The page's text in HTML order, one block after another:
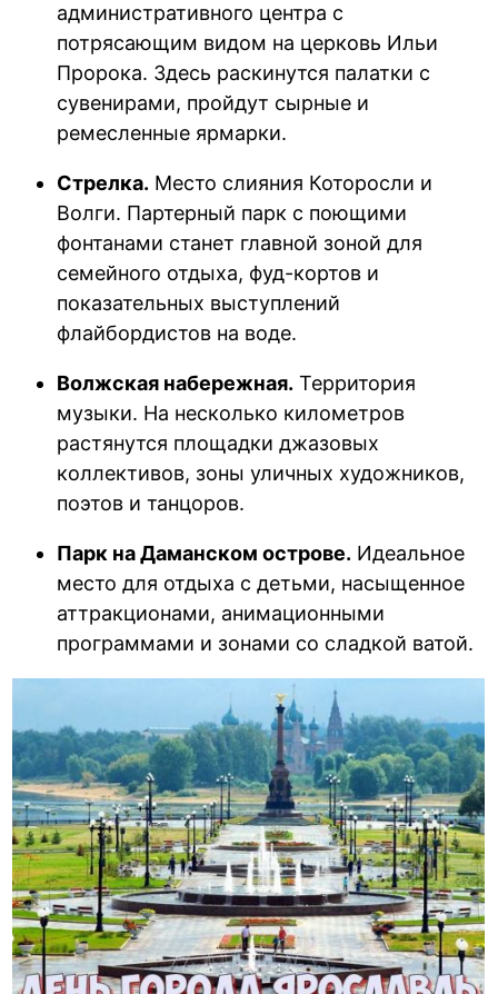
административного центра с
потрясающим видом на церковь Ильи
Пророка. Здесь раскинутся палатки с
сувенирами, пройдут сырные и
ремесленные ярмарки.
Стрелка. Место слияния Которосли и
Волги. Партерный парк с поющими
фонтанами станет главной зоной для
семейного отдыха, фуд-кортов и
показательных выступлений
флайбордистов на воде.
Волжская набережная. Территория
музыки. На несколько километров
растянутся площадки джазовых
коллективов, зоны уличных художников,
поэтов и танцоров.
Парк на Даманском острове. Идеальное
место для отдыха с детьми, насыщенное
аттракционами, анимационными
программами и зонами со сладкой ватой.